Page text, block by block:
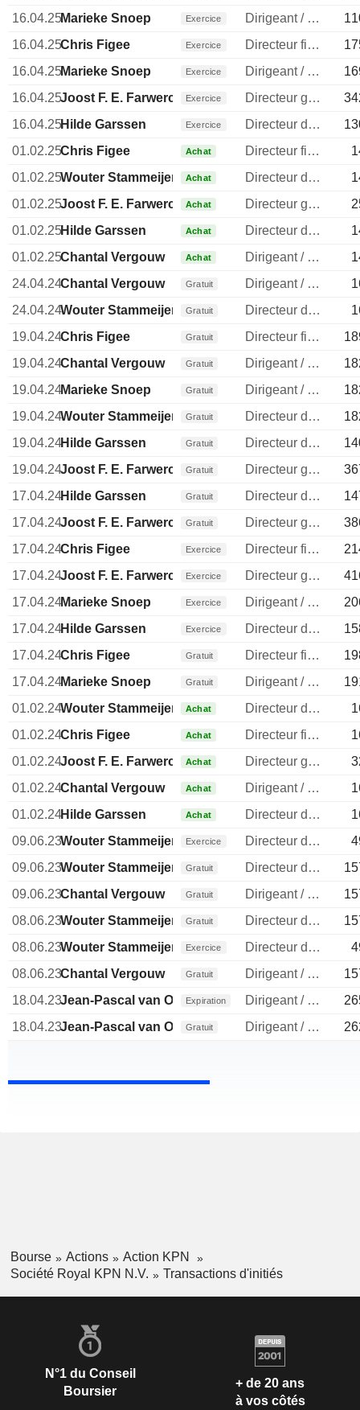
16.04.25Marieke Snoep Exercice Dirigeant / cadre principal
16.04.25Chris Figee Exercice Directeur financier
16.04.25Marieke Snoep Exercice Dirigeant / cadre principal
16.04.25Joost F. E. Farwerck Exercice Directeur general
16.04.25Hilde Garssen Exercice Directeur des ressources humaines
01.02.25Chris Figee Achat Directeur financier
01.02.25Wouter Stammeijer Achat Directeur des operations
01.02.25Joost F. E. Farwerck Achat Directeur general
01.02.25Hilde Garssen Achat Directeur des ressources humaines
01.02.25Chantal Vergouw Achat Dirigeant / cadre principal
24.04.24Chantal Vergouw Gratuit Dirigeant / cadre principal
24.04.24Wouter Stammeijer Gratuit Directeur des operations
19.04.24Chris Figee Gratuit Directeur financier
19.04.24Chantal Vergouw Gratuit Dirigeant / cadre principal
19.04.24Marieke Snoep Gratuit Dirigeant / cadre principal
19.04.24Wouter Stammeijer Gratuit Directeur des operations
19.04.24Hilde Garssen Gratuit Directeur des ressources humaines
19.04.24Joost F. E. Farwerck Gratuit Directeur general
17.04.24Hilde Garssen Gratuit Directeur des ressources humaines
17.04.24Joost F. E. Farwerck Gratuit Directeur general
17.04.24Chris Figee Exercice Directeur financier
17.04.24Joost F. E. Farwerck Exercice Directeur general
17.04.24Marieke Snoep Exercice Dirigeant / cadre principal
17.04.24Hilde Garssen Exercice Directeur des ressources humaines
17.04.24Chris Figee Gratuit Directeur financier
17.04.24Marieke Snoep Gratuit Dirigeant / cadre principal
01.02.24Wouter Stammeijer Achat Directeur des operations
01.02.24Chris Figee Achat Directeur financier
01.02.24Joost F. E. Farwerck Achat Directeur general
01.02.24Chantal Vergouw Achat Dirigeant / cadre principal
01.02.24Hilde Garssen Achat Directeur des ressources humaines
09.06.23Wouter Stammeijer Exercice Directeur des operations
09.06.23Wouter Stammeijer Gratuit Directeur des operations
09.06.23Chantal Vergouw Gratuit Dirigeant / cadre principal
08.06.23Wouter Stammeijer Gratuit Directeur des operations
08.06.23Wouter Stammeijer Exercice Directeur des operations
08.06.23Chantal Vergouw Gratuit Dirigeant / cadre principal
18.04.23Jean-Pascal van Overbeke
Expiration Dirigeant / cadre principal
18.04.23Jean-Pascal van Overbeke
Gratuit Dirigeant / cadre principal
Bourse Actions
Action KPN
Société Royal KPN N.V.
Transactions d'initiés
N°1 du Conseil
Boursier
+ de 20 ans
à vos côtés